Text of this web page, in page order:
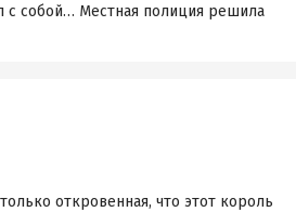
с собой… Местная полиция решила
откровенная, что этот король